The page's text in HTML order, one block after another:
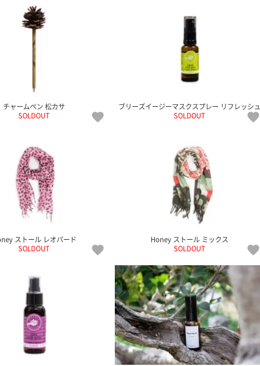
チャームペン 松カサ
SOLDOUT
ブリーズイージーマスクスプレー リフレッシュ
SOLDOUT
ストール レオパード
SOLDOUT
Honey ストール ミックス
SOLDOUT